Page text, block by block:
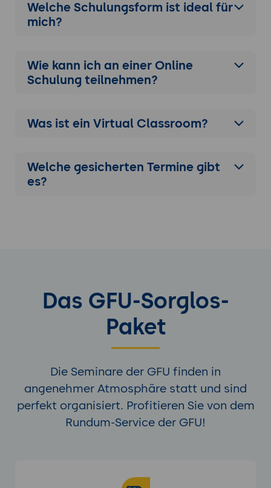
Welche Schulungsform ist ideal für
mich?
Wie kann ich an einer Online
Schulung teilnehmen?
Was ist ein Virtual Classroom?
Welche gesicherten Termine gibt
es?
Das GFU-Sorglos-
Paket
Die Seminare der GFU finden in
angenehmer Atmosphäre statt und sind
perfekt organisiert. Profitieren Sie von dem
Rundum-Service der GFU!